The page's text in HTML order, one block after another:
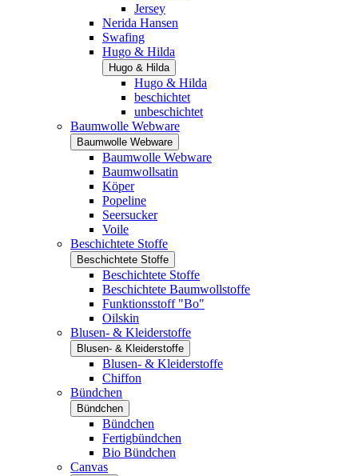
Jersey
Nerida Hansen
Swafing
Hugo & Hilda
Hugo & Hilda
Hugo & Hilda
beschichtet
unbeschichtet
Baumwolle Webware
Baumwolle Webware
Baumwolle Webware
Baumwollsatin
Köper
Popeline
Seersucker
Voile
Beschichtete Stoffe
Beschichtete Stoffe
Beschichtete Stoffe
Beschichtete Baumwollstoffe
Funktionsstoff "Bo"
Oilskin
Blusen- & Kleiderstoffe
Blusen- & Kleiderstoffe
Blusen- & Kleiderstoffe
Chiffon
Bündchen
Bündchen
Bündchen
Fertigbündchen
Bio Bündchen
Canvas